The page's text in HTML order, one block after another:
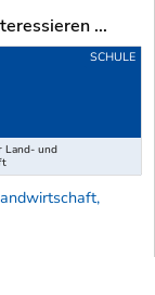
...
Land- und
SCHULE